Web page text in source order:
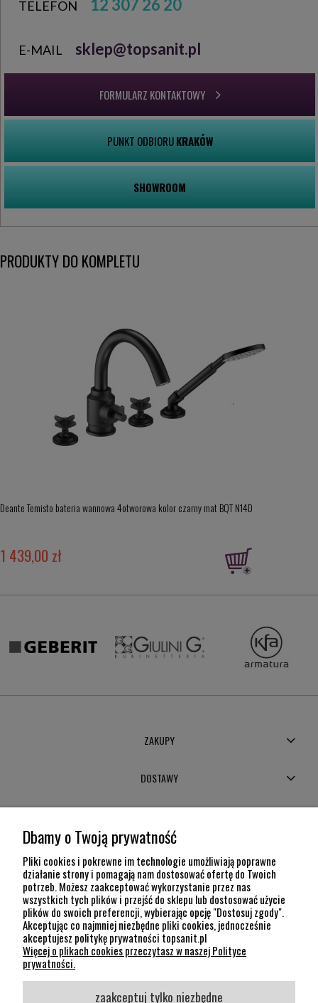
TELEFON 12 307 26 20
E-MAIL sklep@topsanit.pl
FORMULARZ KONTAKTOWY
PUNKT ODBIORUKRAKÓW
SHOWROOM
PRODUKTY DO KOMPLETU
Deante Temisto bateria wannowa 4otworowa kolor czarny mat BQT N14D
1 439,00 zł
ZAKUPY
DOSTAWY
POMOC
INFORMACJE
KONTAKT
12 307 26 20
Kraków, 30-704 Na Dołach 8
SOCIAL MEDIA
Dbamy o Twoją prywatność
Pliki cookies i pokrewne im technologie umożliwiają poprawne
działanie strony i pomagają nam dostosować ofertę do Twoich
potrzeb. Możesz zaakceptować wykorzystanie przez nas
wszystkich tych plików i przejść do sklepu lub dostosować użycie
plików do swoich preferencji, wybierając opcję "Dostosuj zgody".
Akceptując co najmniej niezbędne pliki cookies, jednocześnie
akceptujesz politykę prywatności topsanit.pl
Więcej o plikach cookies przeczytasz w naszej Polityce
prywatności.
zaakceptuj tylko niezbędne